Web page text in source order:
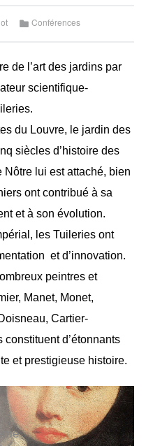
Conférences
de l’art des jardins par
scientifique-
du Louvre, le jardin des
siècles d’histoire des
Nôtre lui est attaché, bien
ont contribué à sa
et à son évolution.
les Tuileries ont
et d’innovation.
peintres et
Manet, Monet,
Cartier-
d’étonnants
et prestigieuse histoire.